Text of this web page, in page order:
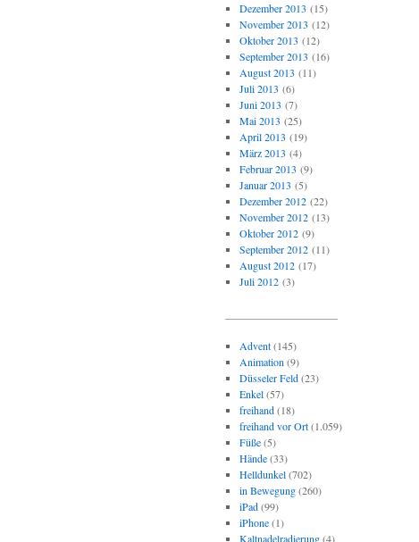
Dezember 2013 (15)
November 2013 (12)
Oktober 2013 (12)
September 2013 (16)
August 2013 (11)
Juli 2013 (6)
Juni 2013 (7)
Mai 2013 (25)
April 2013 (19)
März 2013 (4)
Februar 2013 (9)
Januar 2013 (5)
Dezember 2012(22)
November 2012(13)
Oktober 2012(9)
September 2012(11)
August 2012(17)
Juli 2012(3)
Advent(145)
Animation (9)
Düsseler Feld(23)
Enkel(57)
freihand(18)
freihand vor Ort(1.059)
Füße(5)
Hände(33)
Helldunkel(702)
in Bewegung(260)
iPad(99)
iPhone(1)
Kaltnadelradierung(4)